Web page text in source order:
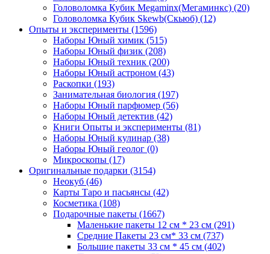
Головоломка Кубик Megaminx(Мегаминкс) (20)
Головоломка Кубик Skewb(Скьюб) (12)
Опыты и эксперименты (1596)
Наборы Юный химик (515)
Наборы Юный физик (208)
Наборы Юный техник (200)
Наборы Юный астроном (43)
Раскопки (193)
Занимательная биология (197)
Наборы Юный парфюмер (56)
Наборы Юный детектив (42)
Книги Опыты и эксперименты (81)
Наборы Юный кулинар (38)
Наборы Юный геолог (0)
Микроскопы (17)
Оригинальные подарки (3154)
Неокуб (46)
Карты Таро и пасьянсы (42)
Косметика (108)
Подарочные пакеты (1667)
Маленькие пакеты 12 см * 23 см (291)
Средние Пакеты 23 см* 33 см (737)
Большие пакеты 33 см * 45 см (402)